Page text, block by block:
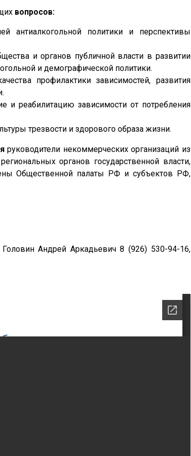
вопросов:
антиалкогольной политики и перспективы
и органов публичной власти в развитии
и демографической политики.
профилактики зависимостей, развития
и реабилитацию зависимости от потребления
трезвости и здорового образа жизни.
руководители некоммерческих организаций из
органов государственной власти,
Общественной палаты РФ и субъектов РФ,
Андрей Аркадьевич 8 (926) 530-94-16,